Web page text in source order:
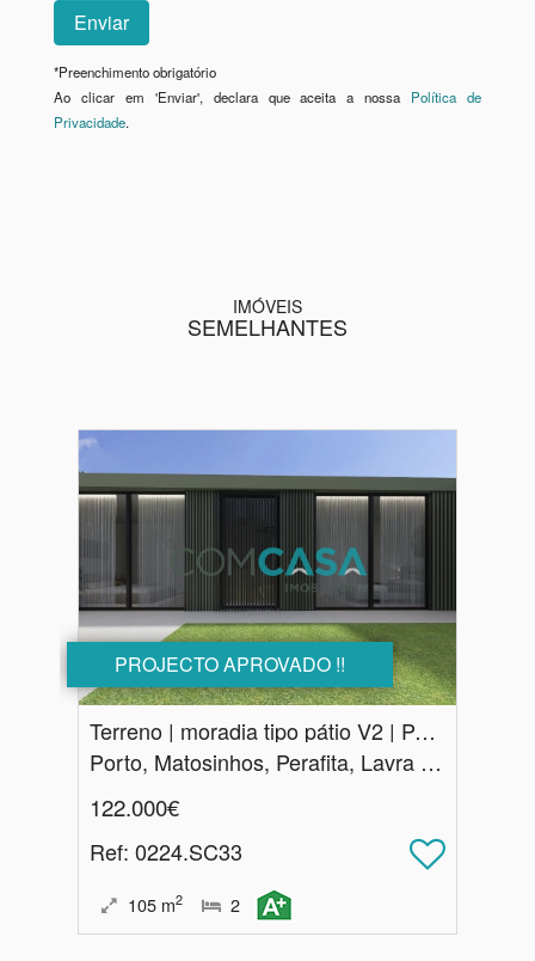
*Preenchimento obrigatório
Ao clicar em 'Enviar', declara que aceita a nossa Política de
Privacidade.
IMÓVEIS
SEMELHANTES
PROJECTO APROVADO !!
Terreno | moradia tipo pátio V2 | Perafita
Porto, Matosinhos, Perafita, Lavra e Santa Cruz do Bispo
122.000€
Ref: 0224.SC33
105 m2 2